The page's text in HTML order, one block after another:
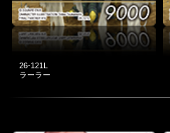
26-121L
ラーラー